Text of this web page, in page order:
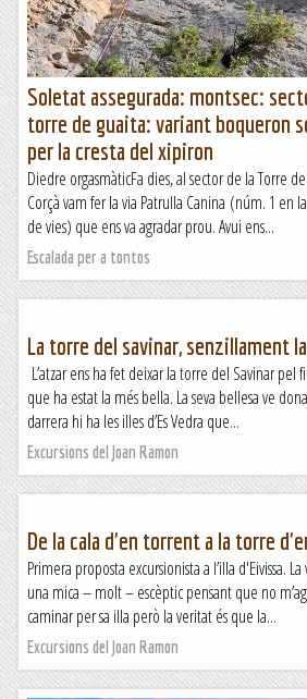
Soletat assegurada: montsec:
torre de guaita: variant boqueron
per la cresta del xipiron
Diedre orgasmàticFa dies, al sector de la Torre
Corçà vam fer la via Patrulla Canina (núm. 1 en
de vies) que ens va agradar prou. Avui ens...
Escalada per a tontos
La torre del savinar, senzillament
L’atzar ens ha fet deixar la torre del Savinar pel
que ha estat la més bella. La seva bellesa ve
darrera hi ha les illes d’Es Vedra que...
Excursions del Joan Ramon
De la cala d'en torrent a la torre
Primera proposta excursionista a l’illa d'Eivissa.
una mica – molt – escèptic pensant que no
caminar per sa illa però la veritat és que la...
Excursions del Joan Ramon